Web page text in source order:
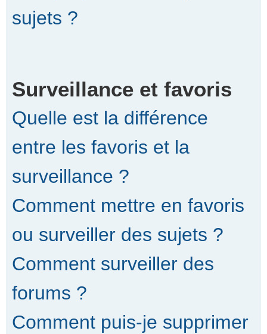
sujets ?
Surveillance et favoris
Quelle est la différence
entre les favoris et la
surveillance ?
Comment mettre en favoris
ou surveiller des sujets ?
Comment surveiller des
forums ?
Comment puis-je supprimer